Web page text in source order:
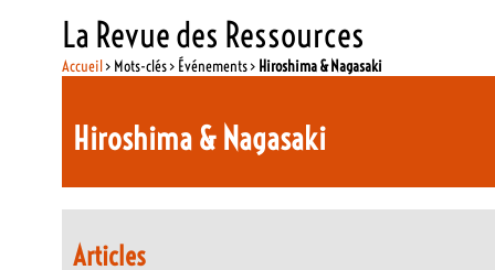
La Revue des Ressources
Accueil> Mots-clés > Événements > Hiroshima & Nagasaki
Hiroshima & Nagasaki
Articles